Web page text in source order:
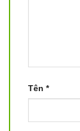
Tên *